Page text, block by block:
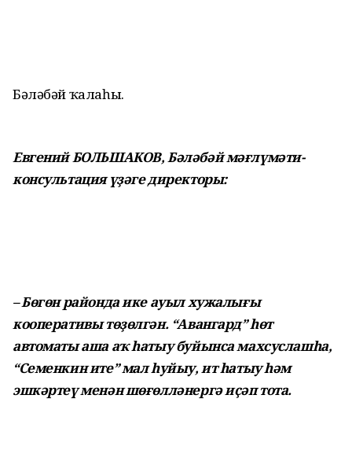
Бәләбәй ҡалаһы.
Евгений БОЛЬШАКОВ, Бәләбәй мәғлүмәти-
консультация үҙәге директоры:
– Бөгөн районда ике ауыл хужалығы
кооперативы төҙөлгән. “Авангард” һөт
автоматы аша аҡ һатыу буйынса махсуслашһа,
“Семенкин ите” мал һуйыу, ит һатыу һәм
эшкәртеү менән шөғөлләнергә иҫәп тота.